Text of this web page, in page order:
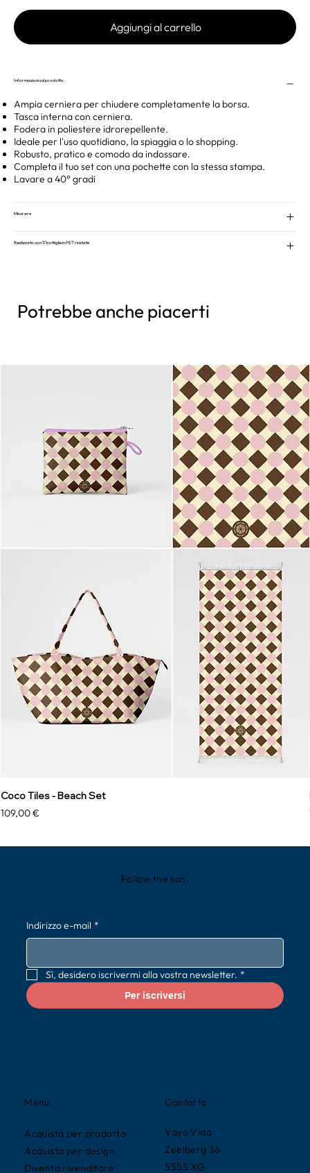
Aggiungi al carrello
Informazioni sul prodotto
Ampia cerniera per chiudere completamente la borsa.
Tasca interna con cerniera.
Fodera in poliestere idrorepellente.
Ideale per l'uso quotidiano, la spiaggia o lo shopping.
Robusto, pratico e comodo da indossare.
Completa il tuo set con una pochette con la stessa stampa.
Lavare a 40° gradi
Misurare
Realizzato con 17 bottiglie in PET riciclate
Potrebbe anche piacerti
Coco Tiles - Beach Set
Prezzo
109,00 €
Contatto
Vaya Vida
Zeelberg 36
5555 XG
Menu
Acquista per prodotto
Acquista per design
Diventa rivenditore
Follow the sun.
Indirizzo e-mail *
Sì, desidero iscrivermi alla vostra newsletter. *
Per iscriversi